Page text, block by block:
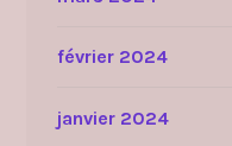
février 2024
janvier 2024